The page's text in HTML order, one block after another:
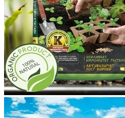
Костромская
Крым
Курганская
Курская